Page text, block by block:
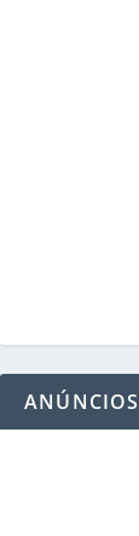
ANÚNCIOS